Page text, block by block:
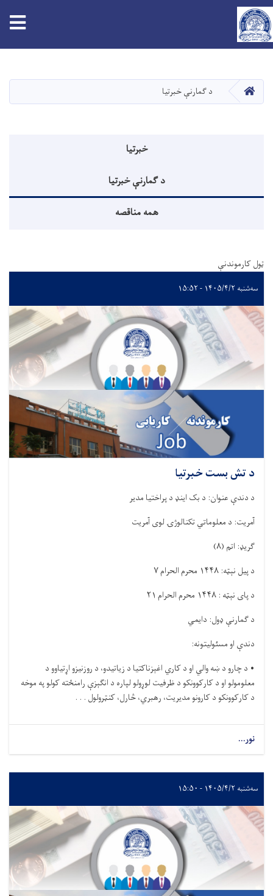
کور د ګمارنې خبرتیا
خبرتیا
د ګمارنې خبرتیا
همه مناقصه
ټول کارموندنې
سه‌شنبه ۱۴۰۵/۴/۲ - ۱۵:۵۲
د تش بست خبرتیا
د دندې عنوان: د بک اینډ د پراختیا مدیر
آمریت: د معلوماتي تکنالوژۍ لوی آمریت
ګریډ: اتم (۸)
د پیل نېټه: ۱۴۴۸ محرم الحرام۷
د پای نېټه : ۱۴۴۸ محرم الحرام ۲۱
د ګمارنې ډول: دایمي
دندې او مسئولیتونه:
• د چارو د ښه والي او د کاري اغېزناکتیا د زیاتیدو، د روزنیزو اړتیاوو د
معلومولو او د کارکوونکو د ظرفیت لوړولو لپاره د انګېزې رامنځته کولو په موخه
د کارکوونکو د کارونو مدیریت، رهبري، څارل، کنټرولول . . .
نور...
سه‌شنبه ۱۴۰۵/۴/۲ - ۱۵:۵۰